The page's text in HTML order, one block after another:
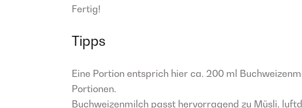
Fertig!
Tipps
Eine Portion entsprich hier ca. 200 ml
Portionen.
Buchweizenmilch passt hervorragend zu Müsli,